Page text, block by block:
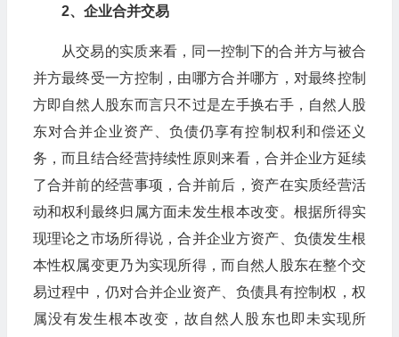
2、企业合并交易
从交易的实质来看，同一控制下的合并方与被合
并方最终受一方控制，由哪方合并哪方，对最终控制
方即自然人股东而言只不过是左手换右手，自然人股
东对合并企业资产、负债仍享有控制权利和偿还义
务，而且结合经营持续性原则来看，合并企业方延续
了合并前的经营事项，合并前后，资产在实质经营活
动和权利最终归属方面未发生根本改变。根据所得实
现理论之市场所得说，合并企业方资产、负债发生根
本性权属变更乃为实现所得，而自然人股东在整个交
易过程中，仍对合并企业资产、负债具有控制权，权
属没有发生根本改变，故自然人股东也即未实现所